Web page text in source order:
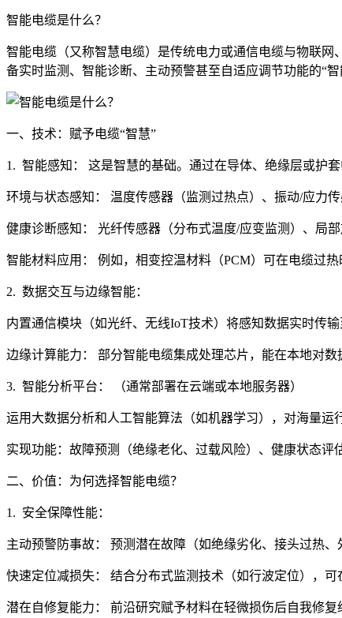
智能电缆是什么？
智能电缆（又称智慧电缆）是传统电力或通信电缆与物联
备实时监测、智能诊断、主动预警甚至自适应调节功能的“智
一、技术：赋予电缆“智慧”
1. 智能感知： 这是智慧的基础。通过在导体、绝缘层或护
环境与状态感知： 温度传感器（监测过热点）、振动/应力
健康诊断感知： 光纤传感器（分布式温度/应变监测）、局
智能材料应用： 例如，相变控温材料（PCM）可在电缆过
2. 数据交互与边缘智能：
内置通信模块（如光纤、无线IoT技术）将感知数据实时传输
边缘计算能力： 部分智能电缆集成处理芯片，能在本地对
3. 智能分析平台： （通常部署在云端或本地服务器）
运用大数据分析和人工智能算法（如机器学习），对海量运
实现功能：故障预测（绝缘老化、过载风险）、健康状态评
二、价值：为何选择智能电缆？
1. 安全保障性能：
主动预警防事故： 预测潜在故障（如绝缘劣化、接头过热
快速定位减损失： 结合分布式监测技术（如行波定位），
潜在自修复能力： 前沿研究赋予材料在轻微损伤后自我修复